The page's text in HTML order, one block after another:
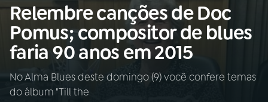
Buscar
na
Rádio
Nacional
Buscar
AO VIVO
Relembre canções de Doc
Pomus; compositor de blues
faria 90 anos em 2015
No Alma Blues deste domingo (9) você confere temas
do álbum "Till the